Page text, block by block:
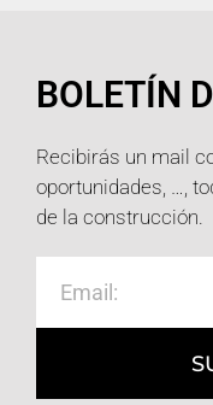
BOLETÍN
Recibirás un mail
oportunidades, …,
de la construcción.